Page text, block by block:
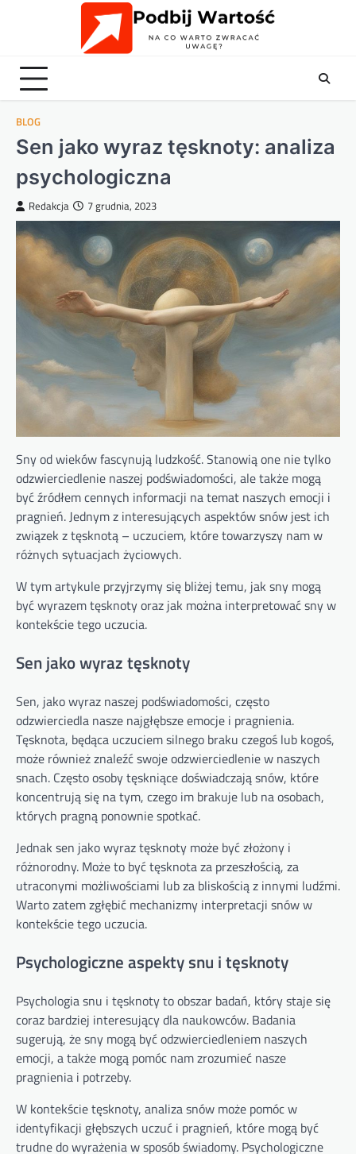
BLOG
Sen jako wyraz tęsknoty: analiza
psychologiczna
Redakcja 7 grudnia, 2023
Sny od wieków fascynują ludzkość. Stanowią one nie tylko
odzwierciedlenie naszej podświadomości, ale także mogą
być źródłem cennych informacji na temat naszych emocji i
pragnień. Jednym z interesujących aspektów snów jest ich
związek z tęsknotą – uczuciem, które towarzyszy nam w
różnych sytuacjach życiowych.
W tym artykule przyjrzymy się bliżej temu, jak sny mogą
być wyrazem tęsknoty oraz jak można interpretować sny w
kontekście tego uczucia.
Sen jako wyraz tęsknoty
Sen, jako wyraz naszej podświadomości, często
odzwierciedla nasze najgłębsze emocje i pragnienia.
Tęsknota, będąca uczuciem silnego braku czegoś lub kogoś,
może również znaleźć swoje odzwierciedlenie w naszych
snach. Często osoby tęskniące doświadczają snów, które
koncentrują się na tym, czego im brakuje lub na osobach,
których pragną ponownie spotkać.
Jednak sen jako wyraz tęsknoty może być złożony i
różnorodny. Może to być tęsknota za przeszłością, za
utraconymi możliwościami lub za bliskością z innymi ludźmi.
Warto zatem zgłębić mechanizmy interpretacji snów w
kontekście tego uczucia.
Psychologiczne aspekty snu i tęsknoty
Psychologia snu i tęsknoty to obszar badań, który staje się
coraz bardziej interesujący dla naukowców. Badania
sugerują, że sny mogą być odzwierciedleniem naszych
emocji, a także mogą pomóc nam zrozumieć nasze
pragnienia i potrzeby.
W kontekście tęsknoty, analiza snów może pomóc w
identyfikacji głębszych uczuć i pragnień, które mogą być
trudne do wyrażenia w sposób świadomy. Psychologiczne